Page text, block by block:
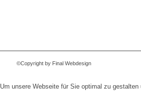
©Copyright by Final Webdesign
Um unsere Webseite für Sie optimal zu